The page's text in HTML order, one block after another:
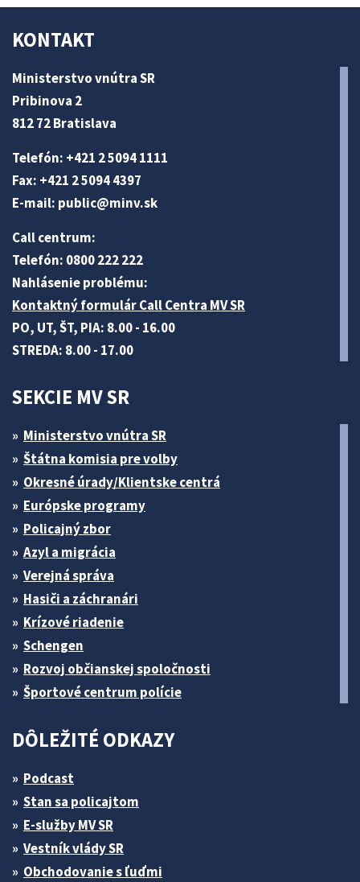
KONTAKT
Ministerstvo vnútra SR
Pribinova 2
812 72 Bratislava
Telefón: +421 2 5094 1111
Fax: +421 2 5094 4397
E-mail: public@minv.sk
Call centrum:
Telefón: 0800 222 222
Nahlásenie problému:
Kontaktný formulár Call Centra MV SR
PO, UT, ŠT, PIA: 8.00 - 16.00
STREDA: 8.00 - 17.00
SEKCIE MV SR
Ministerstvo vnútra SR
Štátna komisia pre volby
Okresné úrady/Klientske centrá
Európske programy
Policajný zbor
Azyl a migrácia
Verejná správa
Hasiči a záchranári
Krízové riadenie
Schengen
Rozvoj občianskej spoločnosti
Športové centrum polície
DÔLEŽITÉ ODKAZY
Podcast
Stan sa policajtom
E-služby MV SR
Vestník vlády SR
Obchodovanie s ľuďmi